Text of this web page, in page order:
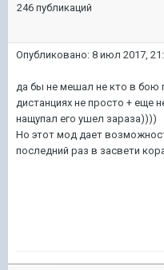
246 публикаций
Опубликовано: 8 июл 2017,
да бы не мешал не кто в бою
дистанциях не просто + еще
нащупал его ушел зараза))))
Но этот мод дает
последний раз в засвети